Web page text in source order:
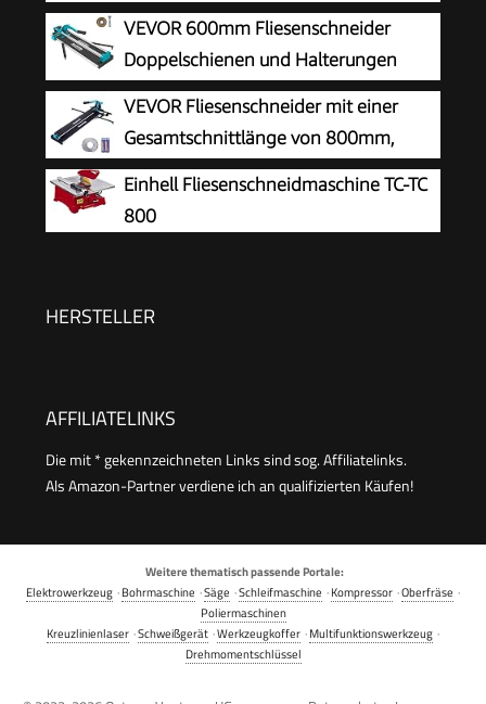
Ceramic (für Stein, Keramik, Fliesen,
Marmor, Ø 125 x 22,23 x 1,6 x 7 mm, Zubehör
für Winkelschleifer)
VEVOR 600mm Fliesenschneider
Doppelschienen und Halterungen
Manueller Fliesenschneider 3/5 in
Kappe mit Präzisionslaser Manuelle
Fliesenschneider-Werkzeuge zum
Präzisionsschneiden (600mm)
VEVOR Fliesenschneider mit einer
Gesamtschnittlänge von 800mm,
Schnittstärke 4-15mm Mindest.
Schnittbreite 25mm Fliesenschneidmaschine
inkl. Extra Schneidrad Fliesenverlegungs-&
Einhell Fliesenschneidmaschine TC-TC
800
HERSTELLER
AFFILIATELINKS
Die mit * gekennzeichneten Links sind sog. Affiliatelinks.
Als Amazon-Partner verdiene ich an qualifizierten Käufen!
Weitere thematisch passende Portale:
Elektrowerkzeug ·Bohrmaschine ·Säge ·Schleifmaschine ·Kompressor ·Oberfräse ·
Poliermaschinen
Kreuzlinienlaser ·Schweißgerät ·Werkzeugkoffer ·Multifunktionswerkzeug ·
Drehmomentschlüssel